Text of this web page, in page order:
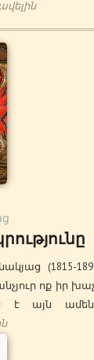
(1815-
ոք իր
է այն